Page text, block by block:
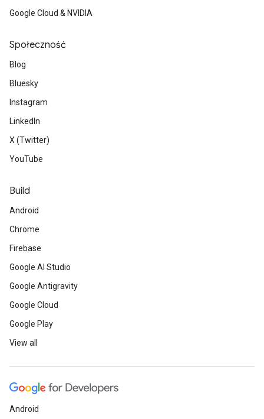
Google Cloud & NVIDIA
Społeczność
Blog
Bluesky
Instagram
LinkedIn
X (Twitter)
YouTube
Build
Android
Chrome
Firebase
Google AI Studio
Google Antigravity
Google Cloud
Google Play
View all
Android